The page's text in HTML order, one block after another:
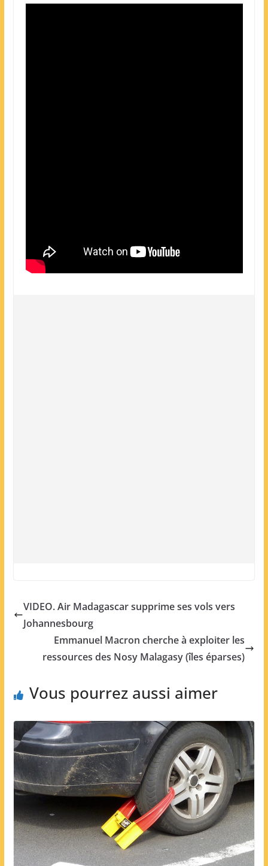
VIDEO. Air Madagascar supprime ses vols vers
Johannesbourg
Emmanuel Macron cherche à exploiter les
ressources des Nosy Malagasy (îles éparses)
Vous pourrez aussi aimer